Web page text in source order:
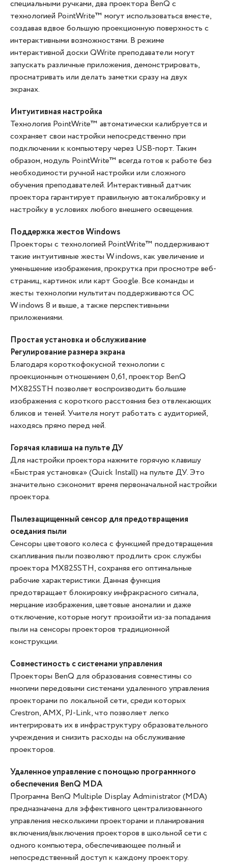
специальными ручками, два проектора BenQ с
технологией PointWrite™ могут использоваться вместе,
создавая вдвое большую проекционную поверхность с
интерактивными возможностями. В режиме
интерактивной доски QWrite преподаватели могут
запускать различные приложения, демонстрировать,
просматривать или делать заметки сразу на двух
экранах.
Интуитивная настройка
Технология PointWrite™ автоматически калибруется и
сохраняет свои настройки непосредственно при
подключении к компьютеру через USB-порт. Таким
образом, модуль PointWrite™ всегда готов к работе без
необходимости ручной настройки или сложного
обучения преподавателей. Интерактивный датчик
проектора гарантирует правильную автокалибровку и
настройку в условиях любого внешнего освещения.
Поддержка жестов Windows
Проекторы с технологией PointWrite™ поддерживают
такие интуитивные жесты Windows, как увеличение и
уменьшение изображения, прокрутка при просмотре веб-
страниц, картинок или карт Google. Все команды и
жесты технологии мультитач поддерживаются ОС
Windows 8 и выше, а также перспективными
приложениями.
Простая установка и обслуживание
Регулирование размера экрана
Благодаря короткофокусной технологии с
проекционным отношением 0,61, проектор BenQ
MX825STH позволяет воспроизводить большие
изображения с короткого расстояния без отвлекающих
бликов и теней. Учителя могут работать с аудиторией,
находясь прямо перед ней.
Горячая клавиша на пульте ДУ
Для настройки проектора нажмите горячую клавишу
«Быстрая установка» (Quick Install) на пульте ДУ. Это
значительно сэкономит время первоначальной настройки
проектора.
Пылезащищенный сенсор для предотвращения
оседания пыли
Сенсоры цветового колеса с функцией предотвращения
скапливания пыли позволяют продлить срок службы
проектора MX825STH, сохраняя его оптимальные
рабочие характеристики. Данная функция
предотвращает блокировку инфракрасного сигнала,
мерцание изображения, цветовые аномалии и даже
отключение, которые могут произойти из-за попадания
пыли на сенсоры проекторов традиционной
конструкции.
Совместимость с системами управления
Проекторы BenQ для образования совместимы со
многими передовыми системами удаленного управления
проекторами по локальной сети, среди которых
Crestron, AMX, PJ-Link, что позволяет легко
интегрировать их в инфраструктуру образовательного
учреждения и снизить расходы на обслуживание
проекторов.
Удаленное управление с помощью программного
обеспечения BenQ MDA
Программа BenQ Multiple Display Administrator (MDA)
предназначена для эффективного централизованного
управления несколькими проекторами и планирования
включения/выключения проекторов в школьной сети с
одного компьютера, обеспечивающее полный и
непосредственный доступ к каждому проектору.